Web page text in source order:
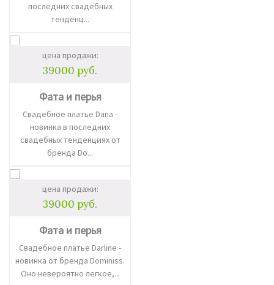
последних свадебных
тенденц...
цена продажи:
39000 руб.
Фата и перья
Свадебное платье Dana -
новинка в последних
свадебных тенденциях от
бренда Do...
цена продажи:
39000 руб.
Фата и перья
Свадебное платье Darline -
новинка от бренда Dominiss.
Оно невероятно легкое,...